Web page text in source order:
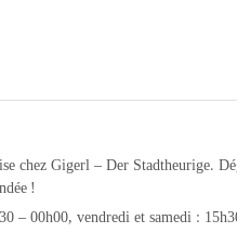
chez Gigerl – Der Stadtheurige.
!
– 00h00, vendredi et samedi :